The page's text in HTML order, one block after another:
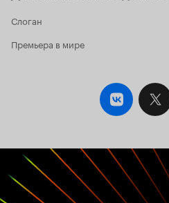
Слоган
Премьера в мире